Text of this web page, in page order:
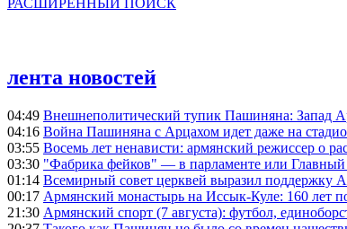
РАСШИРЕННЫЙ ПОИСК
лента новостей
04:49 Внешнеполитический тупик Пашиняна: Запад
04:16 Война Пашиняна с Арцахом идет даже на
03:55 Восемь лет ненависти: армянский режиссер о
03:30 "Фабрика фейков" — в парламенте или
01:14 Всемирный совет церквей выразил поддержку
00:17 Армянский монастырь на Иссык-Куле: 160 лет
21:30 Армянский спорт (7 августа): футбол,